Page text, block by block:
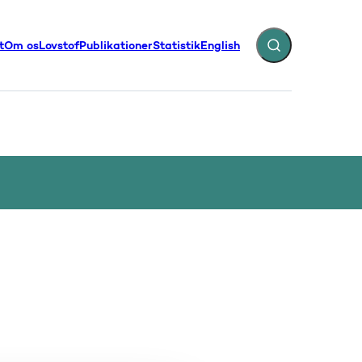
Om osLovstofPublikationerStatistikEnglish Fold søgefelt ud
- Flere links